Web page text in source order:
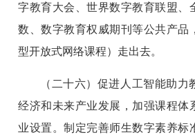
字教育大会、世界数字教育联盟、
数、数字教育权威期刊等公共产品
型开放式网络课程）走出去。
（二十六）促进人工智能助
经济和未来产业发展，加强课程体
业设置。制定完善师生数字素养标